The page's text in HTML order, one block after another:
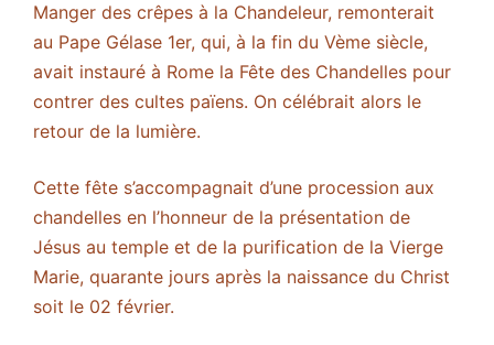
Manger des crêpes à la Chandeleur, remonterait
au Pape Gélase 1er, qui, à la fin du Vème siècle,
avait instauré à Rome la Fête des Chandelles pour
contrer des cultes païens. On célébrait alors le
retour de la lumière.
Cette fête s’accompagnait d’une procession aux
chandelles en l’honneur de la présentation de
Jésus au temple et de la purification de la Vierge
Marie, quarante jours après la naissance du Christ
soit le 02 février.